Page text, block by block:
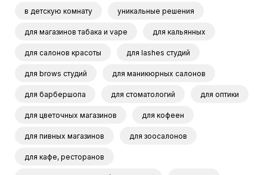
в детскую комнату уникальные решения
для магазинов табака и vape для кальянных
для салонов красоты для lashes студий
для brows студий для маникюрных салонов
для барбершопа для стоматологий для оптики
для цветочных магазинов для кофеен
для пивных магазинов для зоосалонов
для кафе, ресторанов